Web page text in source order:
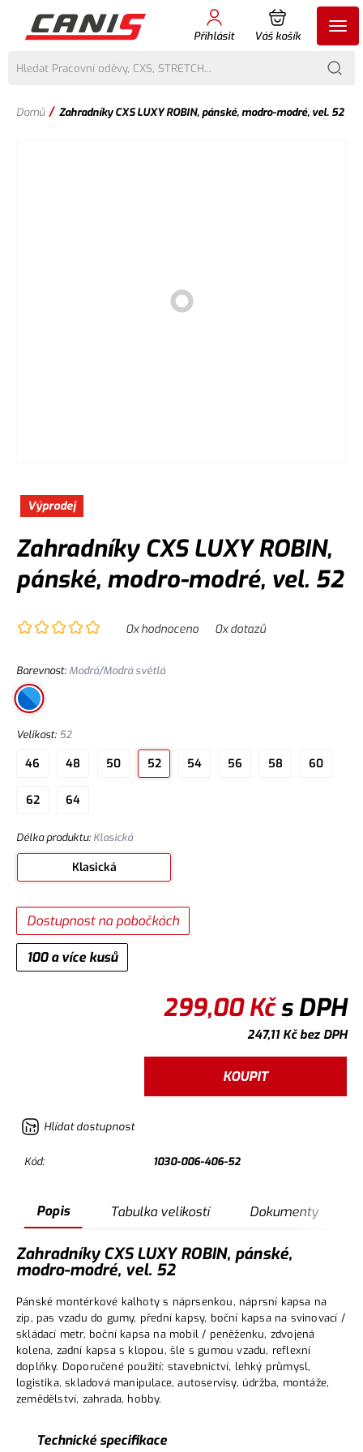
Přihlásit Váš košík
Domů / Zahradníky CXS LUXY ROBIN, pánské, modro-modré, vel. 52
Výprodej
Zahradníky CXS LUXY ROBIN,
pánské, modro-modré, vel. 52
0x hodnoceno 0x dotazů
Barevnost:Modrá/Modrá světlá
Velikost: 52
46 48 50 52 54 56 58 60
62 64
Délka produktu: Klasická
Klasická
100 a více kusů
Dostupnost na pobočkách
299,00Kčs DPH
247,11Kčbez DPH
KOUPIT
Hlídat dostupnost
Kód: 1030-006-406-52
Popis Tabulka velikostí Dokumenty
Zahradníky CXS LUXY ROBIN, pánské,
modro-modré, vel. 52
Pánské montérkové kalhoty s náprsenkou, náprsní kapsa na
zip, pas vzadu do gumy, přední kapsy, boční kapsa na svinovací /
skládací metr, boční kapsa na mobil / peněženku, zdvojená
kolena, zadní kapsa s klopou, šle s gumou vzadu, reflexní
doplňky. Doporučené použití: stavebnictví, lehký průmysl,
logistika, skladová manipulace, autoservisy, údržba, montáže,
zemědělství, zahrada, hobby.
Technické specifikace